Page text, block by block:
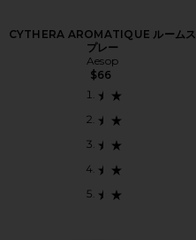
CYTHERA AROMATIQUE ルームス
プレー
Aesop
$66